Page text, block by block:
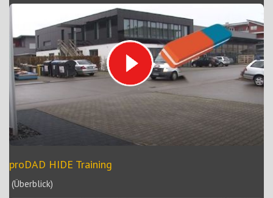
proDAD HIDE Training
(Überblick)